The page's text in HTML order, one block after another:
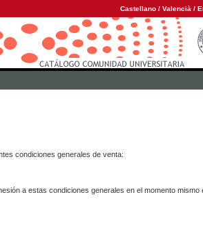
Castellano / Valencià /
condiciones generales de venta:
a estas condiciones generales en el momento